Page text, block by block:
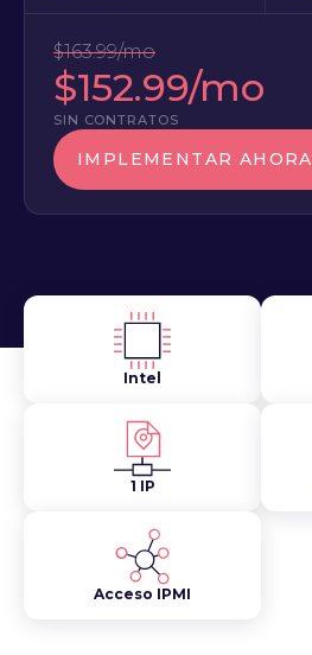
$163.99/mo
$152.99/mo
SIN CONTRATOS
IMPLEMENTAR AHORA
Intel
1 IP
Acceso IPMI